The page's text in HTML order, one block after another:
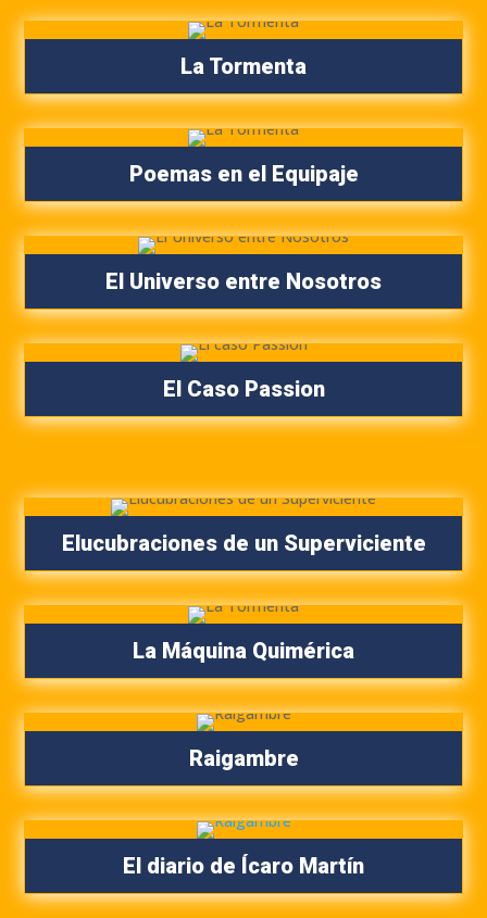
La Tormenta
Poemas en el Equipaje
El Universo entre Nosotros
El Caso Passion
Elucubraciones de un Superviciente
La Máquina Quimérica
Raigambre
El diario de Ícaro Martín